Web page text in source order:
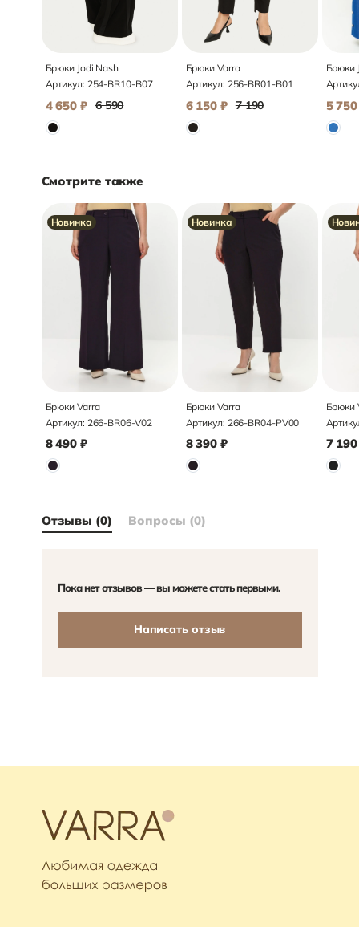
Брюки Jodi Nash
Артикул: 254-BR10-B07
4 650 ₽ 6 590
Брюки Varra
Артикул: 256-BR01-B01
6 150 ₽ 7 190
Брюки
5 750
Смотрите также
Новинка
Брюки Varra
Артикул: 266-BR06-V02
8 490 ₽
Новинка
Брюки Varra
Артикул: 266-BR04-PV00
8 390 ₽
Брюки
7 190
Отзывы (0) Вопросы (0)
Пока нет отзывов — вы можете стать первыми.
Написать отзыв